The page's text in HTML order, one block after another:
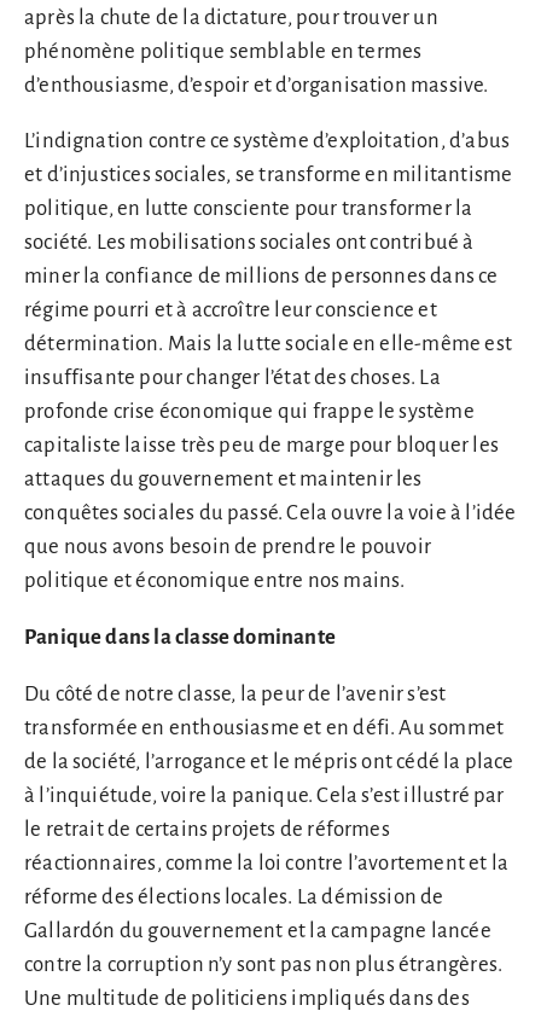
après la chute de la dictature, pour trouver un
phénomène politique semblable en termes
d’enthousiasme, d’espoir et d’organisation massive.
L’indignation contre ce système d’exploitation, d’abus
et d’injustices sociales, se transforme en militantisme
politique, en lutte consciente pour transformer la
société. Les mobilisations sociales ont contribué à
miner la confiance de millions de personnes dans ce
régime pourri et à accroître leur conscience et
détermination. Mais la lutte sociale en elle-même est
insuffisante pour changer l’état des choses. La
profonde crise économique qui frappe le système
capitaliste laisse très peu de marge pour bloquer les
attaques du gouvernement et maintenir les
conquêtes sociales du passé. Cela ouvre la voie à l’idée
que nous avons besoin de prendre le pouvoir
politique et économique entre nos mains.
Panique dans la classe dominante
Du côté de notre classe, la peur de l’avenir s’est
transformée en enthousiasme et en défi. Au sommet
de la société, l’arrogance et le mépris ont cédé la place
à l’inquiétude, voire la panique. Cela s’est illustré par
le retrait de certains projets de réformes
réactionnaires, comme la loi contre l’avortement et la
réforme des élections locales. La démission de
Gallardón du gouvernement et la campagne lancée
contre la corruption n’y sont pas non plus étrangères.
Une multitude de politiciens impliqués dans des